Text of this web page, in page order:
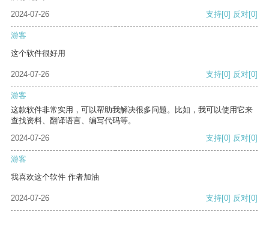
2024-07-26
支持[0] 反对[0]
游客
这个软件很好用
2024-07-26 支持[0] 反对[0]
游客
这款软件非常实用，可以帮助我解决很多问题。比如，我可以使用它来
查找资料、翻译语言、编写代码等。
2024-07-26
支持[0] 反对[0]
游客
我喜欢这个软件 作者加油
2024-07-26 支持[0] 反对[0]